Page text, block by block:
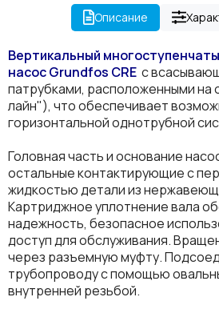
Описание
Вертикальный
насос Grundfos CRE с
патрубками, расположенными на
лайн"), что обеспечивает
горизонтальной однотрубной
Головная часть и основание
остальные контактирующие с
жидкостью детали из
Картриджное уплотнение вала
надежность, безопасное
доступ для обслуживания.
через разъемную муфту.
трубопроводу с помощью
внутренней резьбой.